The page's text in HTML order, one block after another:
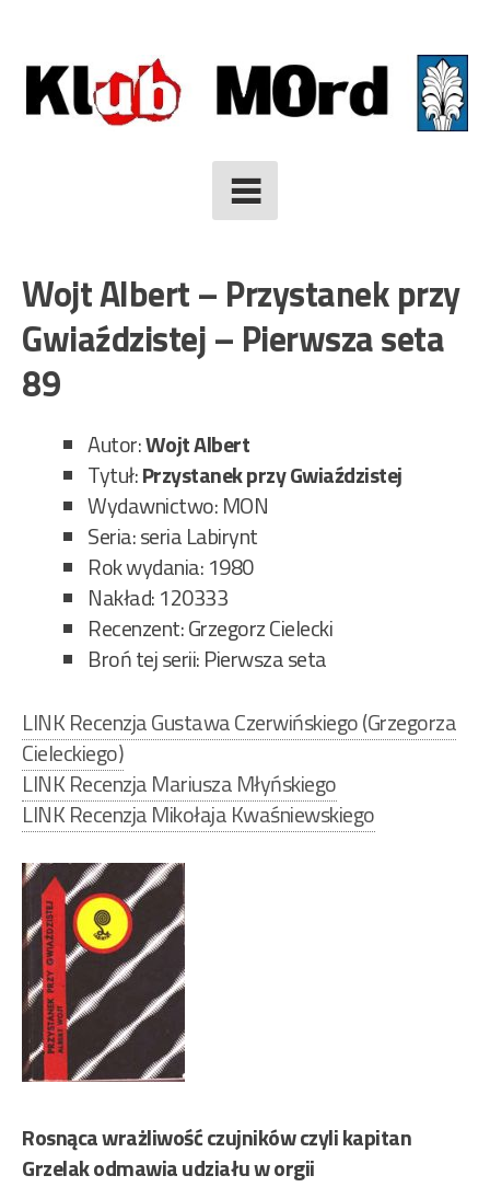
to
content
Wojt Albert – Przystanek przy
Gwiaździstej – Pierwsza seta
89
Autor:Wojt Albert
Tytuł:Przystanek przy Gwiaździstej
Wydawnictwo: MON
Seria: seria Labirynt
Rok wydania: 1980
Nakład: 120333
Recenzent: Grzegorz Cielecki
Broń tej serii: Pierwsza seta
LINK Recenzja Gustawa Czerwińskiego (Grzegorza
Cieleckiego)
LINK Recenzja Mariusza Młyńskiego
LINK Recenzja Mikołaja Kwaśniewskiego
Rosnąca wrażliwość czujników czyli kapitan
Grzelak odmawia udziału w orgii